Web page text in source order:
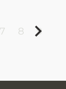
7 8 9